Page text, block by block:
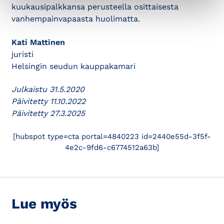
kuukausipalkkansa perusteella osittaisesta
vanhempainvapaasta huolimatta.
Kati Mattinen
juristi
Helsingin seudun kauppakamari
Julkaistu 31.5.2020
Päivitetty 11.10.2022
Päivitetty 27.3.2025
[hubspot type=cta portal=4840223 id=2440e55d-3f5f-
4e2c-9fd6-c6774512a63b]
Lue myös